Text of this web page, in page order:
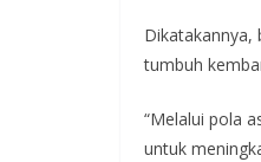
Dikatakannya,
tumbuh
“Melalui pola
untuk